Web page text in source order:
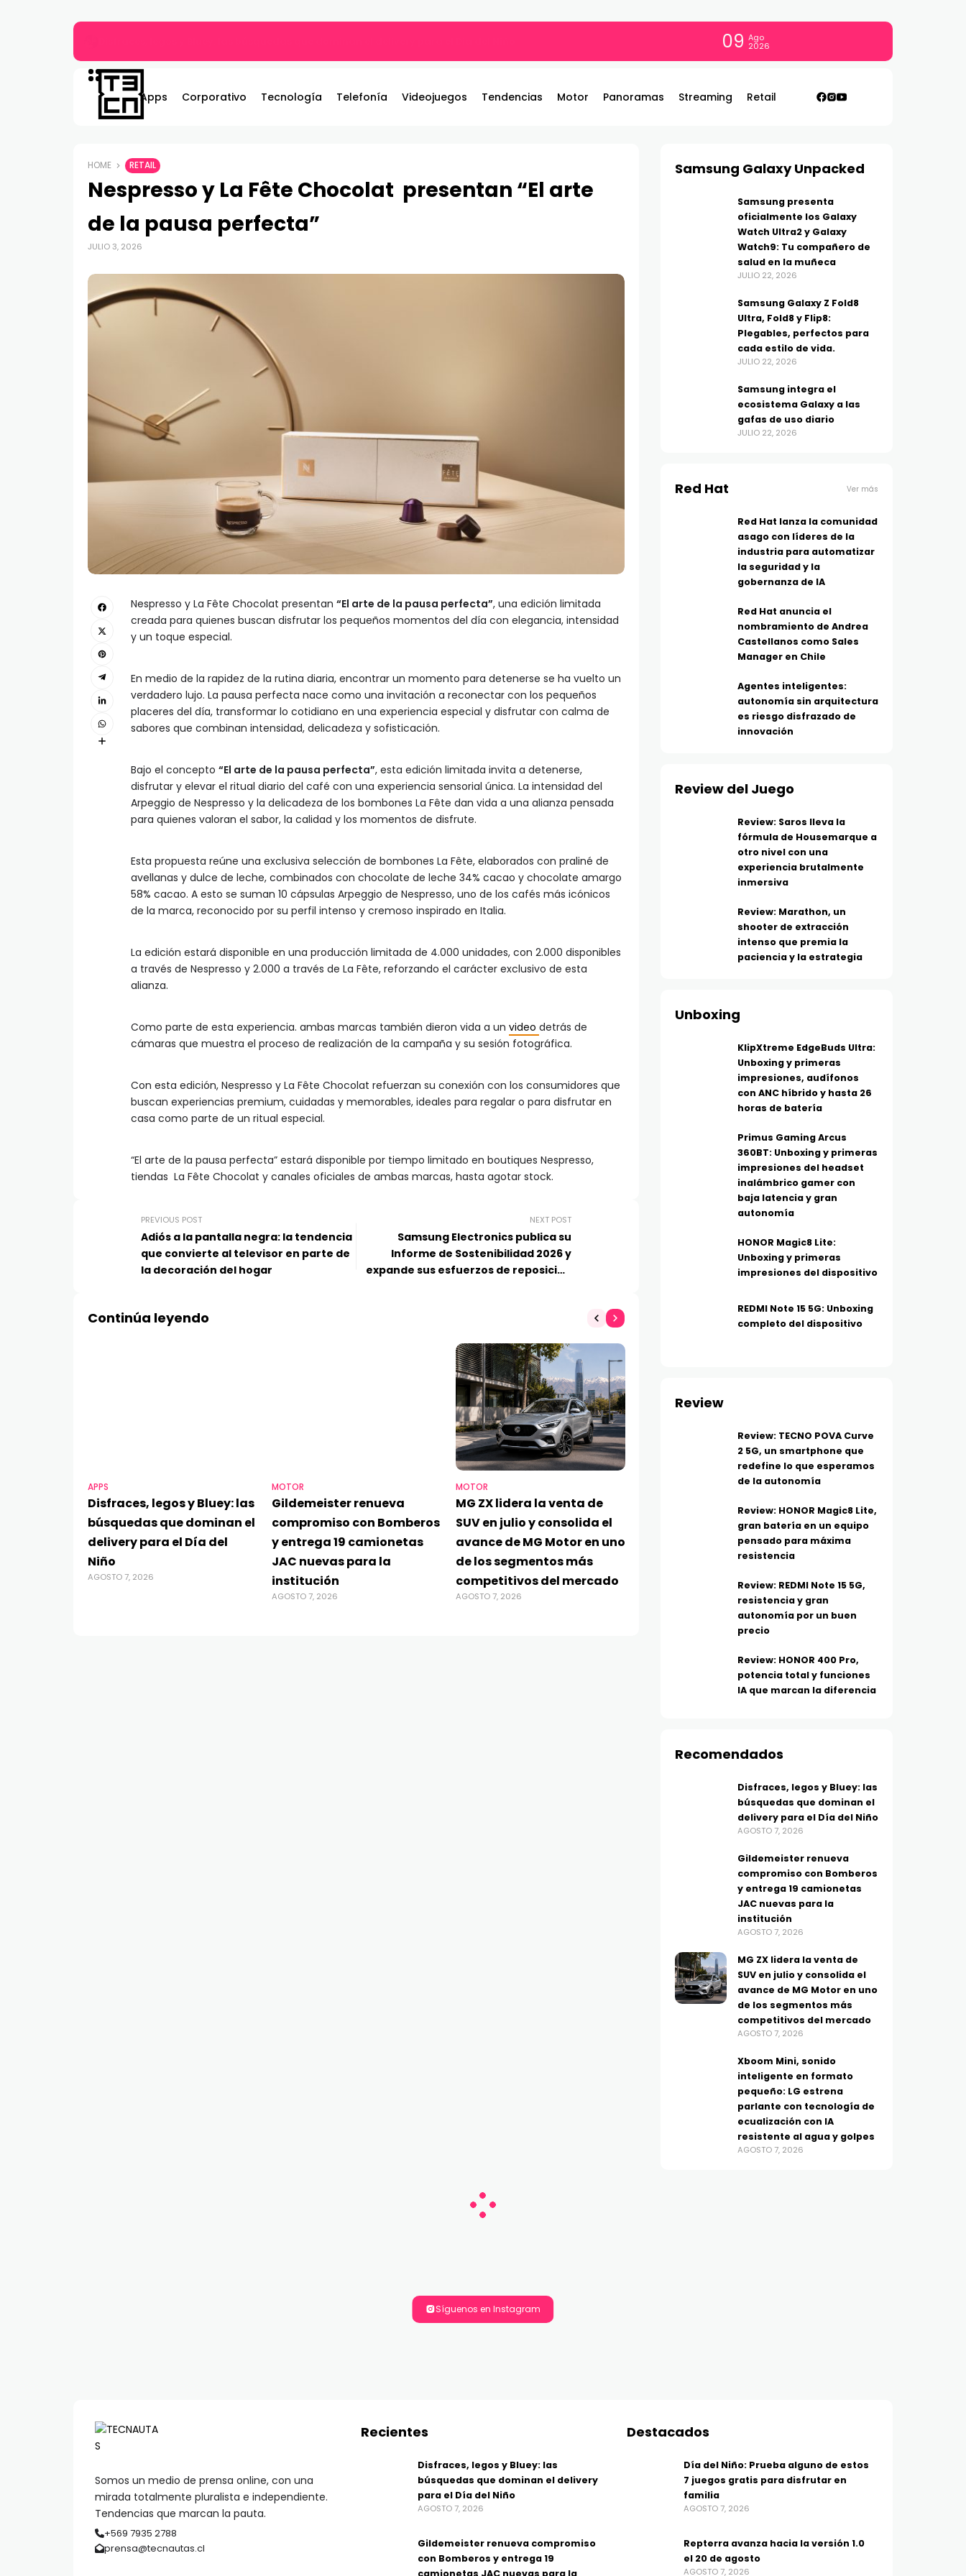
09 Ago
2026
Apps Corporativo Tecnología Telefonía Videojuegos Tendencias Motor Panoramas Streaming Retail
HOME RETAIL
Nespresso y La Fête Chocolat presentan “El arte
de la pausa perfecta”
JULIO 3, 2026
Nespresso y La Fête Chocolat presentan “El arte de la pausa perfecta”, una edición limitada
creada para quienes buscan disfrutar los pequeños momentos del día con elegancia, intensidad
y un toque especial.
En medio de la rapidez de la rutina diaria, encontrar un momento para detenerse se ha vuelto un
verdadero lujo. La pausa perfecta nace como una invitación a reconectar con los pequeños
placeres del día, transformar lo cotidiano en una experiencia especial y disfrutar con calma de
sabores que combinan intensidad, delicadeza y sofisticación.
Bajo el concepto “El arte de la pausa perfecta”, esta edición limitada invita a detenerse,
disfrutar y elevar el ritual diario del café con una experiencia sensorial única. La intensidad del
Arpeggio de Nespresso y la delicadeza de los bombones La Fête dan vida a una alianza pensada
para quienes valoran el sabor, la calidad y los momentos de disfrute.
Esta propuesta reúne una exclusiva selección de bombones La Fête, elaborados con praliné de
avellanas y dulce de leche, combinados con chocolate de leche 34% cacao y chocolate amargo
58% cacao. A esto se suman 10 cápsulas Arpeggio de Nespresso, uno de los cafés más icónicos
de la marca, reconocido por su perfil intenso y cremoso inspirado en Italia.
La edición estará disponible en una producción limitada de 4.000 unidades, con 2.000 disponibles
a través de Nespresso y 2.000 a través de La Fête, reforzando el carácter exclusivo de esta
alianza.
Como parte de esta experiencia. ambas marcas también dieron vida a un video detrás de
cámaras que muestra el proceso de realización de la campaña y su sesión fotográfica.
Con esta edición, Nespresso y La Fête Chocolat refuerzan su conexión con los consumidores que
buscan experiencias premium, cuidadas y memorables, ideales para regalar o para disfrutar en
casa como parte de un ritual especial.
“El arte de la pausa perfecta” estará disponible por tiempo limitado en boutiques Nespresso,
tiendas La Fête Chocolat y canales oficiales de ambas marcas, hasta agotar stock.
PREVIOUS POST
Adiós a la pantalla negra: la tendencia
que convierte al televisor en parte de
la decoración del hogar
NEXT POST
Samsung Electronics publica su
Informe de Sostenibilidad 2026 y
expande sus esfuerzos de reposición
Continúa leyendo
APPS
Disfraces, legos y Bluey: las
búsquedas que dominan el
delivery para el Día del
Niño
AGOSTO 7, 2026
MOTOR
Gildemeister renueva
compromiso con Bomberos
y entrega 19 camionetas
JAC nuevas para la
institución
AGOSTO 7, 2026
MOTOR
MG ZX lidera la venta de
SUV en julio y consolida el
avance de MG Motor en uno
de los segmentos más
competitivos del mercado
AGOSTO 7, 2026
Xboom Mini, sonido
inteligente en formato
pequeño: LG estrena
parlante con tecnología de
ecualización con IA
resistente al agua y golpes
Huawei se suma a los
Dobles de Mercado
con buenísimos
Samsung Galaxy Unpacked
Samsung presenta
oficialmente los Galaxy
Watch Ultra2 y Galaxy
Watch9: Tu compañero de
salud en la muñeca
JULIO 22, 2026
Samsung Galaxy Z Fold8
Ultra, Fold8 y Flip8:
Plegables, perfectos para
cada estilo de vida.
JULIO 22, 2026
Samsung integra el
ecosistema Galaxy a las
gafas de uso diario
JULIO 22, 2026
Red Hat Ver más
Red Hat lanza la comunidad
asago con líderes de la
industria para automatizar
la seguridad y la
gobernanza de IA
Red Hat anuncia el
nombramiento de Andrea
Castellanos como Sales
Manager en Chile
Agentes inteligentes:
autonomía sin arquitectura
es riesgo disfrazado de
innovación
Review del Juego
Review: Saros lleva la
fórmula de Housemarque a
otro nivel con una
experiencia brutalmente
inmersiva
Review: Marathon, un
shooter de extracción
intenso que premia la
paciencia y la estrategia
Unboxing
KlipXtreme EdgeBuds Ultra:
Unboxing y primeras
impresiones, audífonos
con ANC híbrido y hasta 26
horas de batería
Primus Gaming Arcus
360BT: Unboxing y primeras
impresiones del headset
inalámbrico gamer con
baja latencia y gran
autonomía
HONOR Magic8 Lite:
Unboxing y primeras
impresiones del dispositivo
REDMI Note 15 5G: Unboxing
completo del dispositivo
Review
Review: TECNO POVA Curve
2 5G, un smartphone que
redefine lo que esperamos
de la autonomía
Review: HONOR Magic8 Lite,
gran batería en un equipo
pensado para máxima
resistencia
Review: REDMI Note 15 5G,
resistencia y gran
autonomía por un buen
precio
Review: HONOR 400 Pro,
potencia total y funciones
IA que marcan la diferencia
Recomendados
Disfraces, legos y Bluey: las
búsquedas que dominan el
delivery para el Día del Niño
AGOSTO 7, 2026
Gildemeister renueva
compromiso con Bomberos
y entrega 19 camionetas
JAC nuevas para la
institución
AGOSTO 7, 2026
MG ZX lidera la venta de
SUV en julio y consolida el
avance de MG Motor en uno
de los segmentos más
competitivos del mercado
AGOSTO 7, 2026
Xboom Mini, sonido
inteligente en formato
pequeño: LG estrena
parlante con tecnología de
ecualización con IA
resistente al agua y golpes
AGOSTO 7, 2026
Síguenos en Instagram
Somos un medio de prensa online, con una
mirada totalmente pluralista e independiente.
Tendencias que marcan la pauta.
+569 7935 2788
prensa@tecnautas.cl
Recientes
Disfraces, legos y Bluey: las
búsquedas que dominan el delivery
para el Día del Niño
AGOSTO 7, 2026
Gildemeister renueva compromiso
con Bomberos y entrega 19
Destacados
Día del Niño: Prueba alguno de estos
7 juegos gratis para disfrutar en
familia
AGOSTO 7, 2026
Repterra avanza hacia la versión 1.0
el 20 de agosto
AGOSTO 7, 2026